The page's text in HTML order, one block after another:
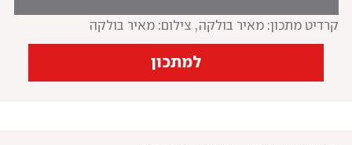
קרדיט מתכון: מאיר בולקה, צילום: מאיר בולקה
למתכון